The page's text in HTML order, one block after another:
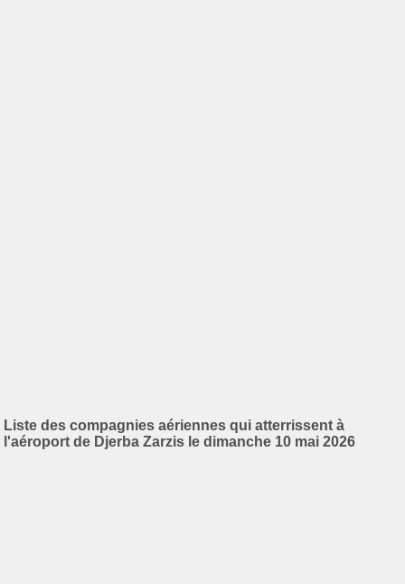
Liste des compagnies aériennes qui atterrissent à
l'aéroport de Djerba Zarzis le dimanche 10 mai 2026